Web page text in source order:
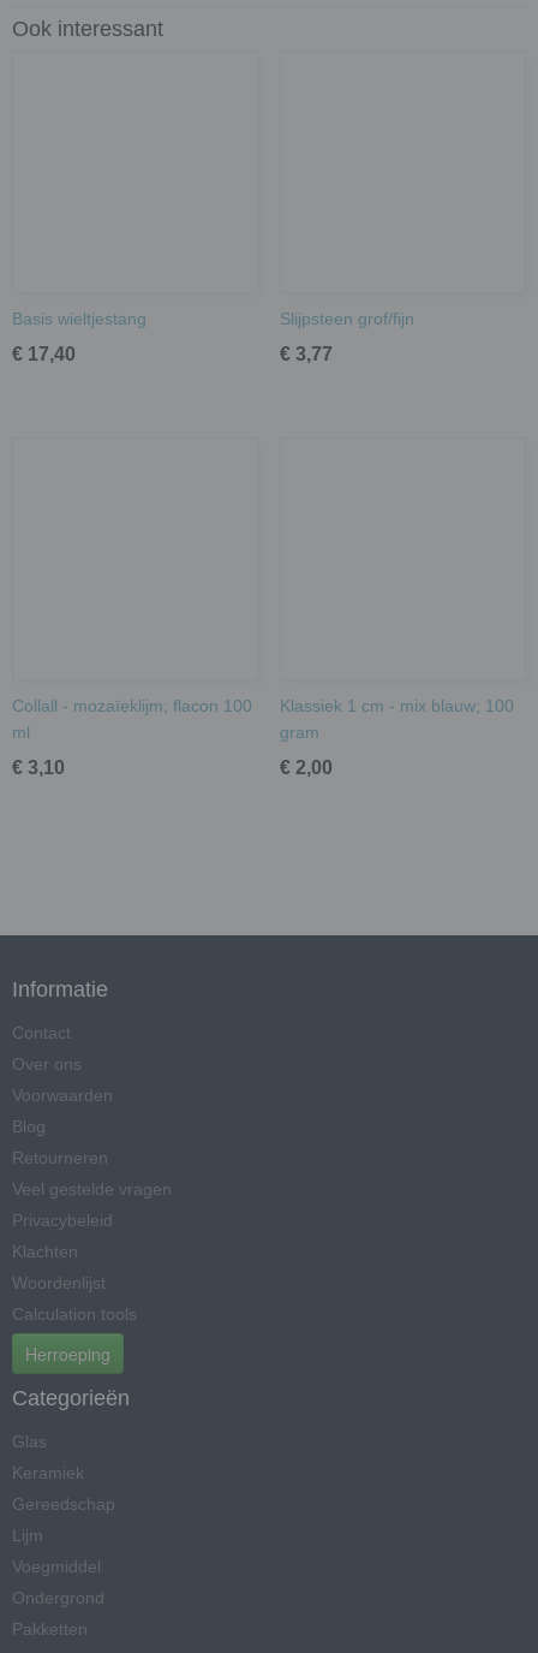
Ook interessant
Basis wieltjestang
€ 17,40
Slijpsteen grof/fijn
€ 3,77
Collall - mozaïeklijm; flacon 100
ml
€ 3,10
Klassiek 1 cm - mix blauw; 100
gram
€ 2,00
Informatie
Contact
Over ons
Voorwaarden
Blog
Retourneren
Veel gestelde vragen
Privacybeleid
Klachten
Woordenlijst
Calculation tools
Herroeping
Categorieën
Glas
Keramiek
Gereedschap
Lijm
Voegmiddel
Ondergrond
Pakketten